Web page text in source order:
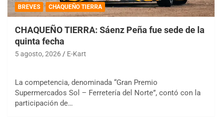
BREVES CHAQUEÑO TIERRA
CHAQUEÑO TIERRA: Sáenz Peña fue sede de la
quinta fecha
5 agosto, 2026 E-Kart
La competencia, denominada “Gran Premio
Supermercados Sol – Ferretería del Norte”, contó con la
participación de…